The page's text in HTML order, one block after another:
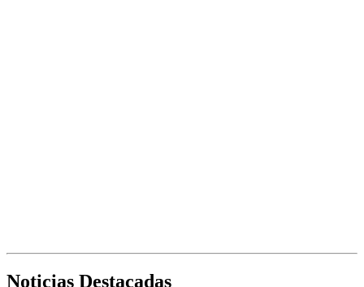
Noticias Destacadas